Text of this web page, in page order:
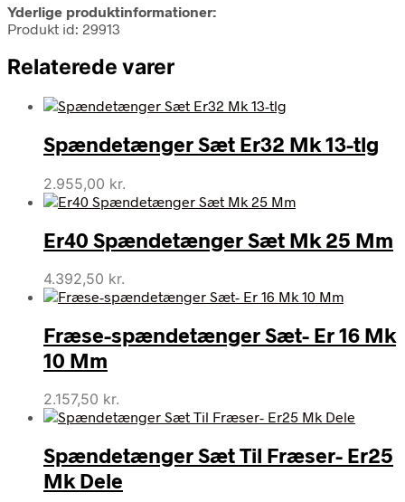
Yderlige produktinformationer:
Produkt id: 29913
Relaterede varer
Spændetænger Sæt Er32 Mk 13-tlg
2.955,00 kr.
Er40 Spændetænger Sæt Mk 25 Mm
4.392,50 kr.
Fræse-spændetænger Sæt- Er 16 Mk
10 Mm
2.157,50 kr.
Spændetænger Sæt Til Fræser- Er25
Mk Dele